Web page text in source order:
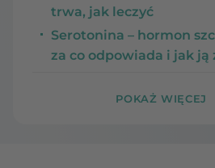
trwa, jak leczyć
Serotonina – hormon
za co odpowiada i jak ją